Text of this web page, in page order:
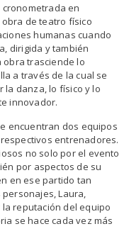
en
de teatro físico
humanas cuando
dirigida y también
obra trasciende lo
a través de la cual se
danza, lo físico y lo
innovador.
encuentran dos equipos
entrenadores.
no solo por el evento
por aspectos de su
en ese partido tan
Laura,
reputación del equipo
se hace cada vez más